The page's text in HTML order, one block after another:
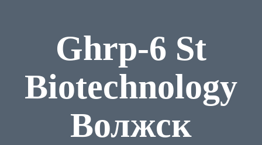
Ghrp-6 St
Biotechnology
Волжск